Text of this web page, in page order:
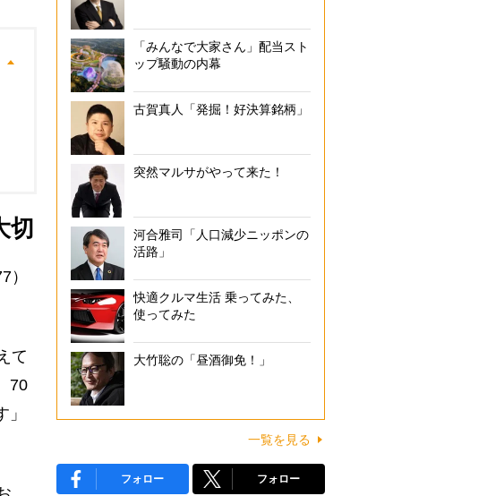
切
て
70
「みんなで大家さん」配当スト
ップ騒動の内幕
古賀真人「発掘！好決算銘柄」
突然マルサがやって来た！
河合雅司「人口減少ニッポンの
活路」
快適クルマ生活 乗ってみた、
使ってみた
大竹聡の「昼酒御免！」
一覧を見る
フォロー フォロー